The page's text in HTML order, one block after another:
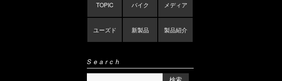
TOPIC バイク メディア
ユーズド 新製品 製品紹介
Search